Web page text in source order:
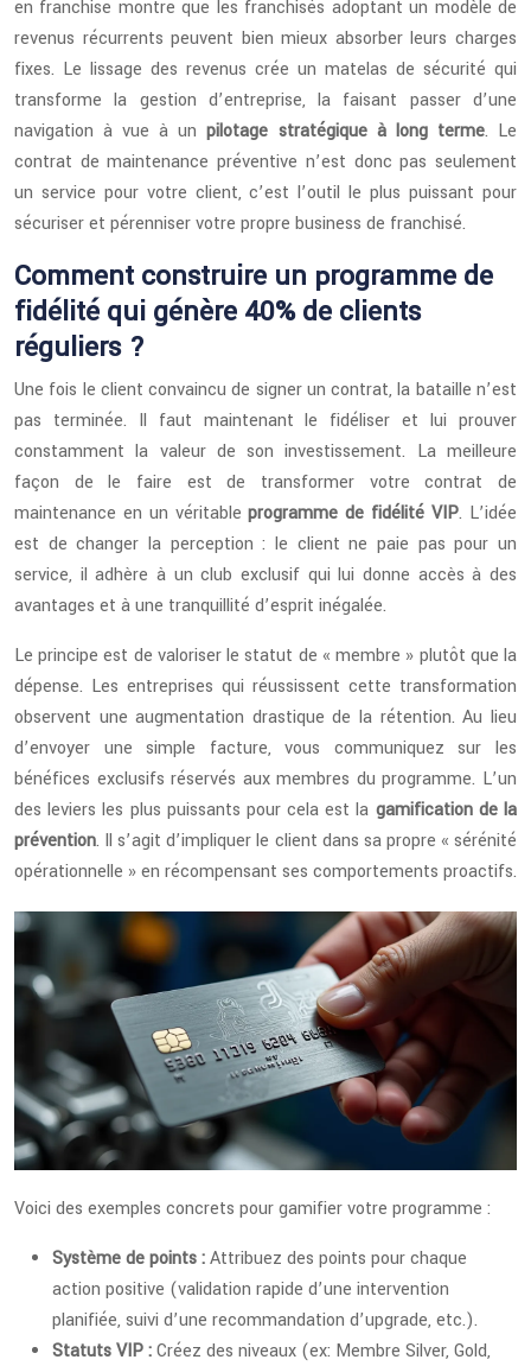
en franchise montre que les franchisés adoptant un modèle de
revenus récurrents peuvent bien mieux absorber leurs charges
fixes. Le lissage des revenus crée un matelas de sécurité qui
transforme la gestion d’entreprise, la faisant passer d’une
navigation à vue à unpilotage stratégique à long terme. Le
contrat de maintenance préventive n’est donc pas seulement
un service pour votre client, c’est l’outil le plus puissant pour
sécuriser et pérenniser votre propre business de franchisé.
Comment construire un programme de
fidélité qui génère 40% de clients
réguliers ?
Une fois le client convaincu de signer un contrat, la bataille n’est
pas terminée. Il faut maintenant le fidéliser et lui prouver
constamment la valeur de son investissement. La meilleure
façon de le faire est de transformer votre contrat de
maintenance en un véritableprogramme de fidélité VIP. L’idée
est de changer la perception : le client ne paie pas pour un
service, il adhère à un club exclusif qui lui donne accès à des
avantages et à une tranquillité d’esprit inégalée.
Le principe est de valoriser le statut de « membre » plutôt que la
dépense. Les entreprises qui réussissent cette transformation
observent une augmentation drastique de la rétention. Au lieu
d’envoyer une simple facture, vous communiquez sur les
bénéfices exclusifs réservés aux membres du programme. L’un
des leviers les plus puissants pour cela est la gamification de la
prévention. Il s’agit d’impliquer le client dans sa propre « sérénité
opérationnelle » en récompensant ses comportements proactifs.
Voici des exemples concrets pour gamifier votre programme :
Système de points :Attribuez des points pour chaque
action positive (validation rapide d’une intervention
planifiée, suivi d’une recommandation d’upgrade, etc.).
Statuts VIP :Créez des niveaux (ex: Membre Silver, Gold,